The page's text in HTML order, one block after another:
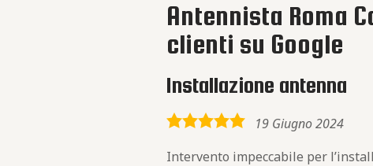
Antennista Roma
clienti su Google
Installazione antenna
5,0
19 Giugno 2024
Intervento impeccabile per